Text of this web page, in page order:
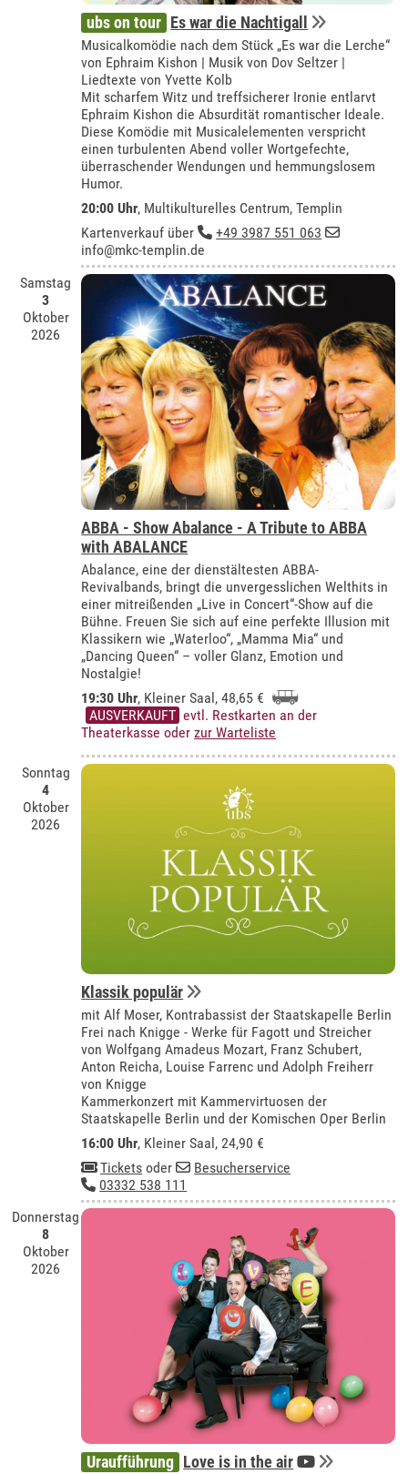
ubs on tour Es war die Nachtigall
Musicalkomödie nach dem Stück „Es war die Lerche“
von Ephraim Kishon | Musik von Dov Seltzer |
Liedtexte von Yvette Kolb
Mit scharfem Witz und treffsicherer Ironie entlarvt
Ephraim Kishon die Absurdität romantischer Ideale.
Diese Komödie mit Musicalelementen verspricht
einen turbulenten Abend voller Wortgefechte,
überraschender Wendungen und hemmungslosem
Humor.
20:00 Uhr, Multikulturelles Centrum, Templin
Kartenverkauf über
+49 3987 551 063
info@mkc-templin.de
Samstag
3
Oktober
2026
ABBA - Show Abalance - A Tribute to ABBA
with ABALANCE
Abalance, eine der dienstältesten ABBA-
Revivalbands, bringt die unvergesslichen Welthits in
einer mitreißenden „Live in Concert“-Show auf die
Bühne. Freuen Sie sich auf eine perfekte Illusion mit
Klassikern wie „Waterloo“, „Mamma Mia“ und
„Dancing Queen“ – voller Glanz, Emotion und
Nostalgie!
19:30 Uhr, Kleiner Saal, 48,65 €
AUSVERKAUFT evtl. Restkarten an der
Theaterkasse oderzur Warteliste
Sonntag
4
Oktober
2026
Klassik populär
mit Alf Moser, Kontrabassist der Staatskapelle Berlin
Frei nach Knigge - Werke für Fagott und Streicher
von Wolfgang Amadeus Mozart, Franz Schubert,
Anton Reicha, Louise Farrenc und Adolph Freiherr
von Knigge
Kammerkonzert mit Kammervirtuosen der
Staatskapelle Berlin und der Komischen Oper Berlin
16:00 Uhr, Kleiner Saal, 24,90 €
Tickets oder
Besucherservice
03332 538 111
Donnerstag
8
Oktober
2026
Uraufführung Love is in the air